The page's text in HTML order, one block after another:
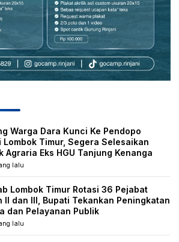
Warga Dara Kunci Ke Pendopo
Lombok Timur, Segera Selesaikan
Agraria Eks HGU Tanjung Kenanga
lalu
Lombok Timur Rotasi 36 Pejabat
II dan III, Bupati Tekankan Peningkatan
dan Pelayanan Publik
lalu